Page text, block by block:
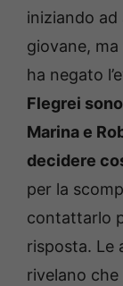
iniziando
giovane,
ha negato
Flegrei
Marina e
decidere
per la
contattarlo
risposta. Le
rivelano che